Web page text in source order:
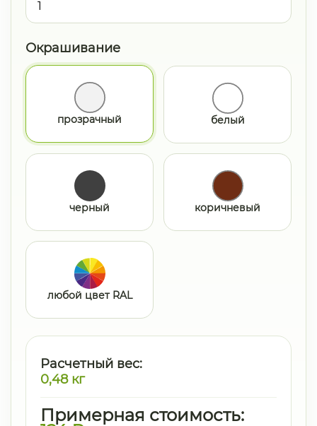
Окрашивание
прозрачный белый
черный коричневый
любой цвет RAL
Расчетный вес:
0,48кг
Примерная стоимость: